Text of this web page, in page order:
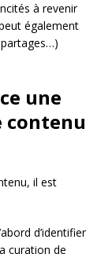
à revenir
également
une
contenu
il est
d’identifier
curation de